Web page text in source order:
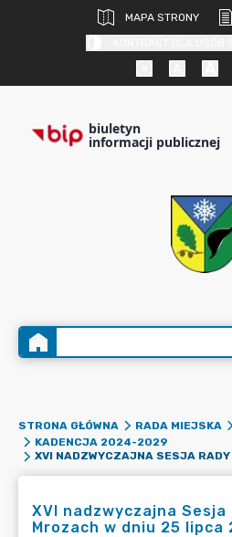
MAPA STRONY
biuletyn
informacji publicznej
STRONA GŁÓWNA RADA MIEJSKA
KADENCJA 2024-2029
XVI nadzwyczajna Sesja
Mrozach w dniu 25 lipca